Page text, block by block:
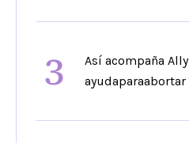
3
Así acompaña
ayudaparaabortar